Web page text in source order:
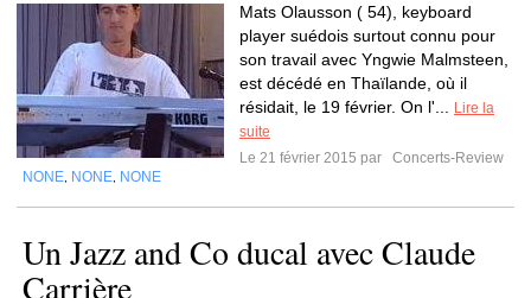
Mats Olausson ( 54), keyboard
player suédois surtout connu pour
son travail avec Yngwie Malmsteen,
est décédé en Thaïlande, où il
résidait, le 19 février. On l'...
Lire la
suite
Le 21 février 2015 par
Concerts-Review
NONE NONE NONE
Un Jazz and Co ducal avec Claude
Carrière